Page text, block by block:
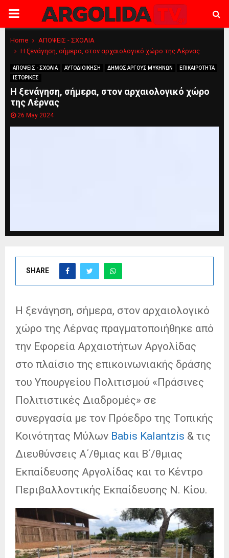
PRIMARY
MENU
Home
ΑΠΟΨΕΙΣ - ΣΧΟΛΙΑ
Η ξενάγηση, σήμερα, στον αρχαιολογικό χώρο της Λέρνας
ΑΠΟΨΕΙΣ - ΣΧΟΛΙΑ ΑΥΤΟΔΙΟΙΚΗΣΗ ΔΗΜΟΣ ΑΡΓΟΥΣ ΜΥΚΗΝΩΝ
ΕΠΙΚΑΙΡΟΤΗΤΑ
ΙΣΤΟΡΙΚΕΣ
Η ξενάγηση, σήμερα, στον αρχαιολογικό χώρο
της Λέρνας
26 May 2024
SHARE
Η ξενάγηση, σήμερα, στον αρχαιολογικό
χώρο της Λέρνας πραγματοποιήθηκε από
την Εφορεία Αρχαιοτήτων Αργολίδας
στο πλαίσιο της επικοινωνιακής δράσης
του Υπουργείου Πολιτισμού «Πράσινες
Πολιτιστικές Διαδρομές» σε
συνεργασία με τον Πρόεδρο της Τοπικής
Κοινότητας Μύλων Babis Kalantzis & τις
Διευθύνσεις Α΄/θμιας και Β΄/θμιας
Εκπαίδευσης Αργολίδας και το Κέντρο
Περιβαλλοντικής Εκπαίδευσης Ν. Κίου.